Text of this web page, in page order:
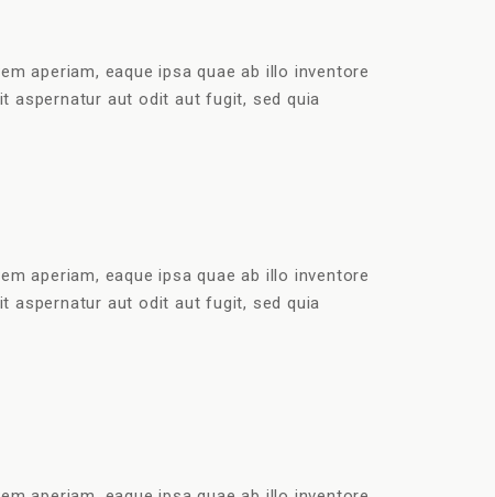
aperiam, eaque ipsa quae ab illo inventore
aspernatur aut odit aut fugit, sed quia
aperiam, eaque ipsa quae ab illo inventore
aspernatur aut odit aut fugit, sed quia